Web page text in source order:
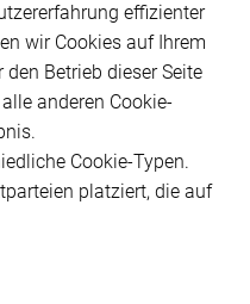
effizienter
wir Cookies auf Ihrem
Betrieb dieser Seite
anderen Cookie-
Cookie-Typen.
platziert, die auf